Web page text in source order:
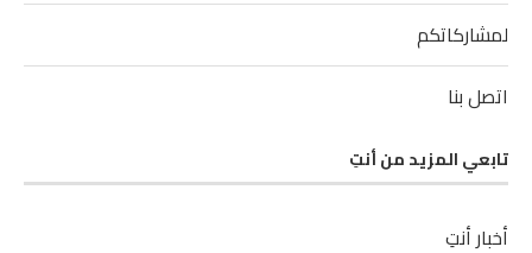
لمشاركاتكم
اتصل بنا
تابعي المزيد من أنتِ
أخبار أنتِ